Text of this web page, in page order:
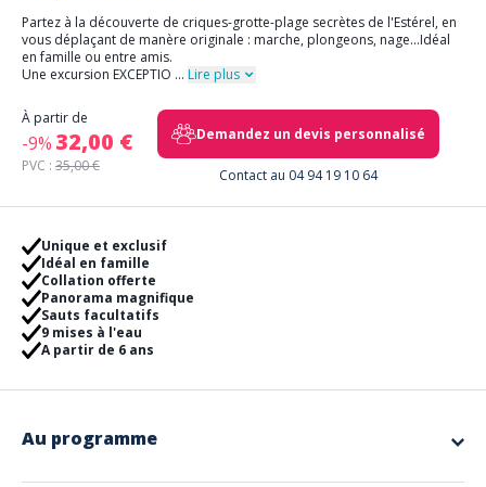
Partez à la découverte de criques-grotte-plage secrètes de l'Estérel, en
vous déplaçant de manère originale : marche, plongeons, nage...Idéal
en famille ou entre amis.
Une excursion EXCEPTIO ... Lire plus
À partir de
-9% 32,00 €
PVC : 35,00 €
Demandez un devis personnalisé
Contact au 04 94 19 10 64
Unique et exclusif
Idéal en famille
Collation offerte
Panorama magnifique
Sauts facultatifs
9 mises à l'eau
A partir de 6 ans
Au programme